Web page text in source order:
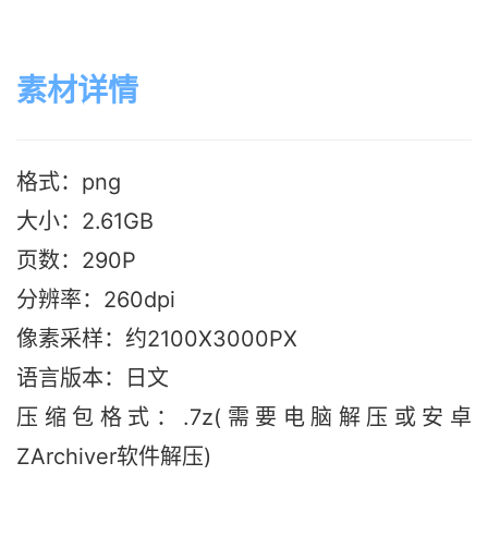
素材详情
格式：png
大小：2.61GB
页数：290P
分辨率：260dpi
像素采样：约2100X3000PX
语言版本：日文
压缩包格式：.7z(需要电脑解压或安卓
ZArchiver软件解压)